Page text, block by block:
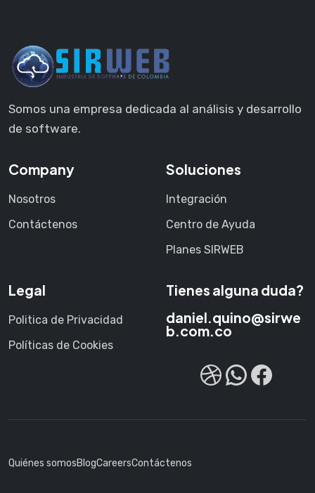
Somos una empresa dedicada al análisis y desarrollo
de software.
Company
Nosotros
Contáctenos
Soluciones
Integración
Centro de Ayuda
Planes SIRWEB
Legal
Politica de Privacidad
Políticas de Cookies
Tienes alguna duda?
daniel.quino@sirwe
b.com.co
Dribbble
Chatea con nostros
Quiénes somosBlogCareersContáctenos